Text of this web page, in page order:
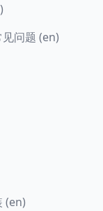
问题 (en)
(en)